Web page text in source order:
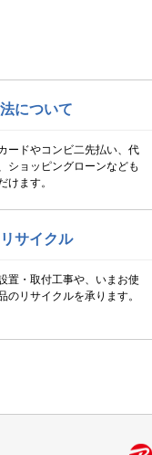
について
ードやコンビ二先払い、代
ショッピングローンなども
けます。
サイクル
置・取付工事や、いまお使
のリサイクルを承ります。